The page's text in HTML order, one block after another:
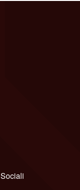
Sociali